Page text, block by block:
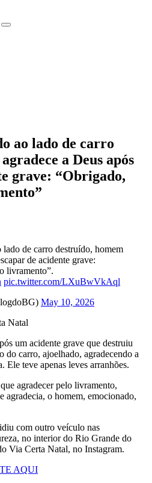
ao lado de carro
a Deus após
grave: “Obrigado,
de carro destruído, homem
de acidente grave:
livramento”.
pic.twitter.com/LXuBwVkAql
May 10, 2026
Natal
um acidente grave que destruiu
carro, ajoelhado, agradecendo a
Ele teve apenas leves arranhões.
agradecer pelo livramento,
agradecia, o homem, emocionado,
com outro veículo nas
no interior do Rio Grande do
Via Certa Natal, no Instagram.
AQUI